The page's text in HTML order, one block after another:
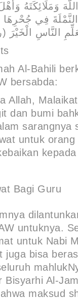
وَمَلَائِكَتَهُ
فِي
النَّاسِ الْخَيْرَ
Al-Bahili
bersabda:
Allah,
dan bumi
sarangnya
untuk orang
kepada
Bagi Guru
untuknya.
untuk Nabi
juga bisa
Bisyarhi Al-
maksud